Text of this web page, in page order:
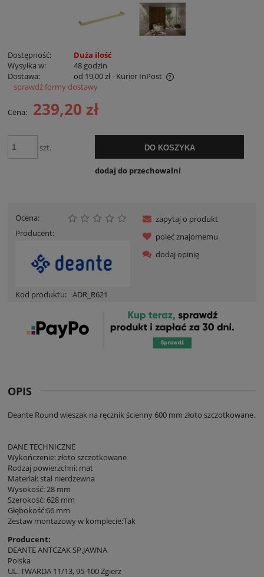
Dostępność:
Duża ilość
Wysyłka w:
48 godzin
Dostawa:
od 19,00 zł- Kurier InPost
Cena nie zawiera ewentualnych kosztów płatności
sprawdź formy dostawy
Cena: 239,20 zł
szt. DO KOSZYKA
dodaj do przechowalni
Ocena:
Producent:
Kod produktu: ADR_R621
zapytaj o produkt
poleć znajomemu
dodaj opinię
OPIS
Deante Round wieszak na ręcznik ścienny 600 mm złoto szczotkowane.
DANE TECHNICZNE
Wykończenie: złoto szczotkowane
Rodzaj powierzchni: mat
Materiał: stal nierdzewna
Wysokość: 28 mm
Szerokość: 628 mm
Głębokość:66 mm
Zestaw montażowy w komplecie:Tak
Producent:
DEANTE ANTCZAK SP.JAWNA
Polska
UL. TWARDA 11/13, 95-100 Zgierz